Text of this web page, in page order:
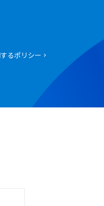
るポリシー